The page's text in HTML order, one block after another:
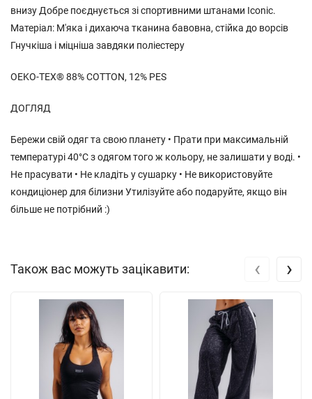
внизу Добре поєднується зі спортивними штанами Iconic.
Матеріал: М'яка і дихаюча тканина бавовна, стійка до ворсів
Гнучкіша і міцніша завдяки поліестеру
OEKO-TEX® 88% COTTON, 12% PES
ДОГЛЯД
Бережи свій одяг та свою планету • Прати при максимальній
температурі 40°С з одягом того ж кольору, не залишати у воді. •
Не прасувати • Не кладіть у сушарку • Не використовуйте
кондиціонер для білизни Утилізуйте або подаруйте, якщо він
більше не потрібний :)
Також вас можуть зацікавити: ‹ ›